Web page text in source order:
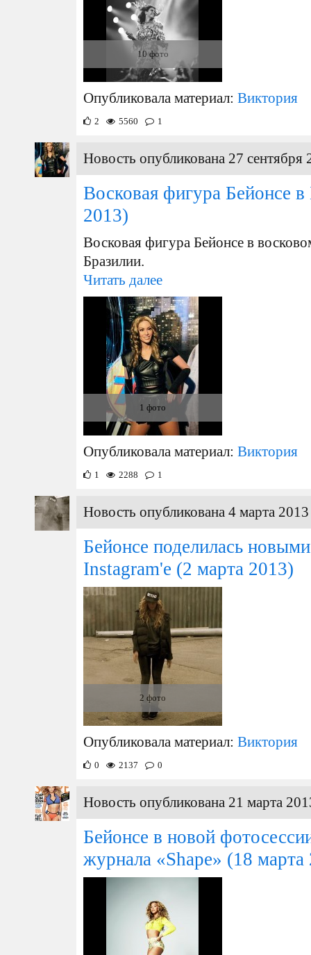
10 фото
Опубликовала материал: Виктория
2 5560 1
Новость опубликована 27 сентября
Восковая фигура Бейонсе в
2013)
Восковая фигура Бейонсе в
Бразилии.
Читать далее
1 фото
Опубликовала материал: Виктория
1 2288 1
Новость опубликована 4 марта
Бейонсе поделилась
Instagram'е (2 марта 2013)
2 фото
Опубликовала материал: Виктория
0 2137 0
Новость опубликована 21 марта
Бейонсе в новой
журнала «Shape» (18 марта